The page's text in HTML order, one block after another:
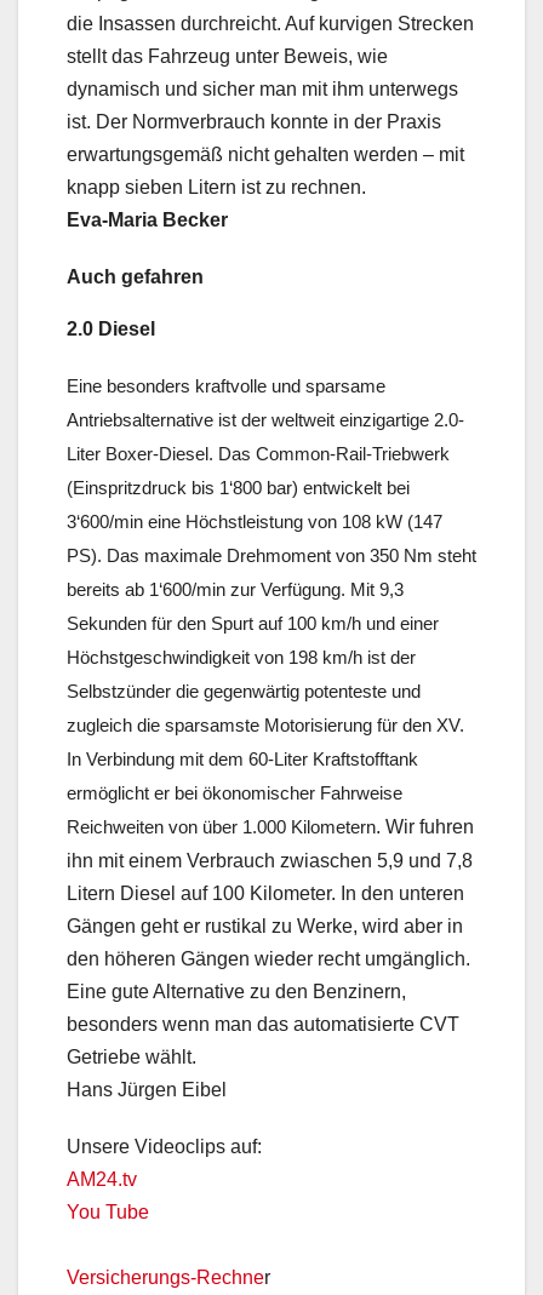
die Insassen durchreicht. Auf kurvigen Strecken
stellt das Fahrzeug unter Beweis, wie
dynamisch und sicher man mit ihm unterwegs
ist. Der Normverbrauch konnte in der Praxis
erwartungsgemäß nicht gehalten werden – mit
knapp sieben Litern ist zu rechnen.
Eva-Maria Becker
Auch gefahren
2.0 Diesel
Eine besonders kraftvolle und sparsame
Antriebsalternative ist der weltweit einzigartige 2.0-
Liter Boxer-Diesel. Das Common-Rail-Triebwerk
(Einspritzdruck bis 1‘800 bar) entwickelt bei
3‘600/min eine Höchstleistung von 108 kW (147
PS). Das maximale Drehmoment von 350 Nm steht
bereits ab 1‘600/min zur Verfügung. Mit 9,3
Sekunden für den Spurt auf 100 km/h und einer
Höchstgeschwindigkeit von 198 km/h ist der
Selbstzünder die gegenwärtig potenteste und
zugleich die sparsamste Motorisierung für den XV.
In Verbindung mit dem 60-Liter Kraftstofftank
ermöglicht er bei ökonomischer Fahrweise
Reichweiten von über 1.000 Kilometern. Wir fuhren
ihn mit einem Verbrauch zwiaschen 5,9 und 7,8
Litern Diesel auf 100 Kilometer. In den unteren
Gängen geht er rustikal zu Werke, wird aber in
den höheren Gängen wieder recht umgänglich.
Eine gute Alternative zu den Benzinern,
besonders wenn man das automatisierte CVT
Getriebe wählt.
Hans Jürgen Eibel
Unsere Videoclips auf:
AM24.tv
You Tube
Versicherungs-Rechner